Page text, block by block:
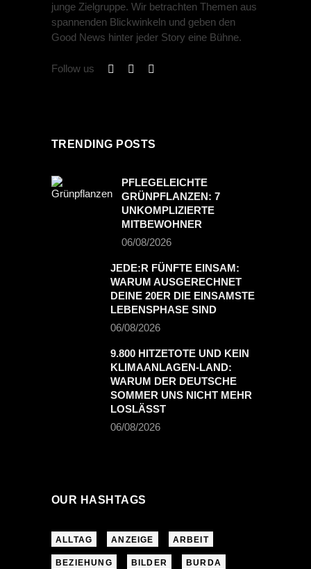
junge Zielgruppe. Wir betrachten Themen aus
spannenden Blickwinkeln und geben den
Good News hinter jeder Story eine Bühne.
Follow us
TRENDING POSTS
PFLEGELEICHTE
GRÜNPFLANZEN: 7
UNKOMPLIZIERTE
MITBEWOHNER
06/08/2026
JEDE:R FÜNFTE EINSAM:
WARUM AUSGERECHNET
DEINE 20ER DIE EINSAMSTE
LEBENSPHASE SIND
06/08/2026
9.800 HITZETOTE UND KEIN
KLIMAANLAGEN-LAND:
WARUM DER DEUTSCHE
SOMMER UNS NICHT MEHR
LOSLÄSST
06/08/2026
OUR HASHTAGS
ALLTAG ANZEIGE ARBEIT
BEZIEHUNG BILDER BURDA